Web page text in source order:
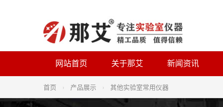
网站首页 关于那艾 新闻资讯
首页 › 产品展示 › 其他实验室常用仪器